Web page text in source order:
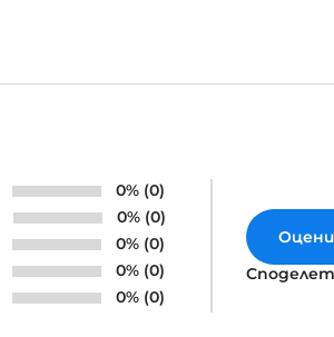
0% (0)
0% (0)
0% (0)
0% (0)
0% (0)